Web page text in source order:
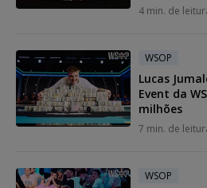
4 min. de
WSOP
Lucas
Event da
milhões
7 min. de
WSOP